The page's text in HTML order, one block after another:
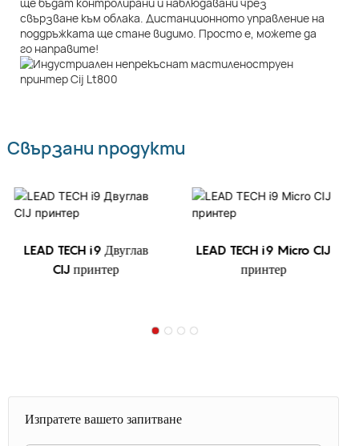
ще бъдат контролирани и наблюдавани чрез
свързване към облака. Дистанционното управление на
поддръжката ще стане видимо. Просто е, можете да
го направите!
Свързани продукти
LEAD TECH i9 Двуглав
CIJ принтер
LEAD TECH i9 Micro CIJ
принтер
Изпратете вашето запитване